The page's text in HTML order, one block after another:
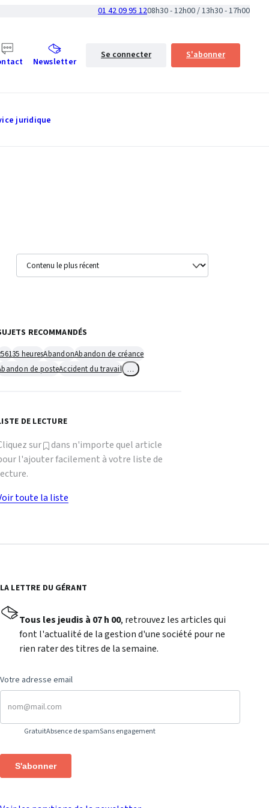
01 42 09 95 1208h30 - 12h00 / 13h30 - 17h00
Newsletter
Se connecter S'abonner
juridique
RECOMMANDÉS
35 heuresAbandonAbandon de créance
de posteAccident du travail
DE LECTURE
sur
dans n'importe quel article
l'ajouter facilement à votre liste de
toute la liste
LA LETTRE DU GÉRANT
Tous les jeudis à 07 h 00, retrouvez les articles qui
font l'actualité de la gestion d'une société pour ne
rien rater des titres de la semaine.
Votre adresse email
GratuitAbsence de spamSans engagement
S'abonner